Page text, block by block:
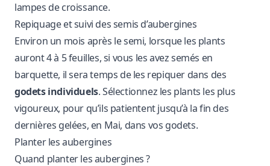
lampes de croissance.
Repiquage et suivi des semis d’aubergines
Environ un mois après le semi, lorsque les plants
auront 4 à 5 feuilles, si vous les avez semés en
barquette, il sera temps de les repiquer dans des
godets individuels. Sélectionnez les plants les plus
vigoureux, pour qu’ils patientent jusqu’à la fin des
dernières gelées, en Mai, dans vos godets.
Planter les aubergines
Quand planter les aubergines ?